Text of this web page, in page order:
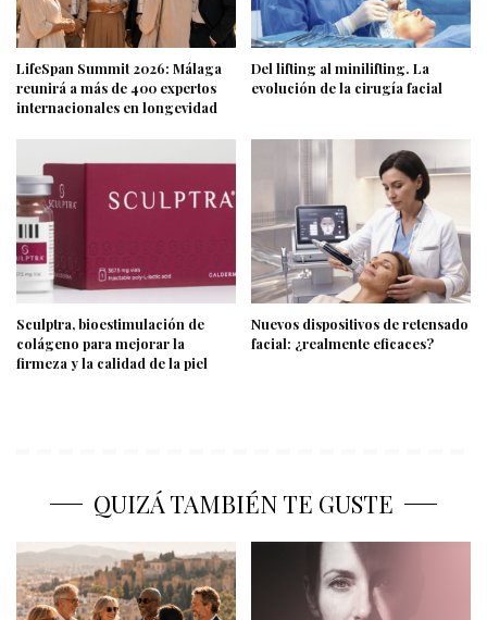
LifeSpan Summit 2026: Málaga
reunirá a más de 400 expertos
internacionales en longevidad
Del lifting al minilifting. La
evolución de la cirugía facial
Sculptra, bioestimulación de
colágeno para mejorar la
firmeza y la calidad de la piel
Nuevos dispositivos de retensado
facial: ¿realmente eficaces?
QUIZÁ TAMBIÉN TE GUSTE